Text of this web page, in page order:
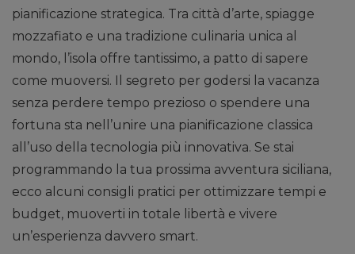
pianificazione strategica. Tra città d’arte, spiagge
mozzafiato e una tradizione culinaria unica al
mondo, l’isola offre tantissimo, a patto di sapere
come muoversi. Il segreto per godersi la vacanza
senza perdere tempo prezioso o spendere una
fortuna sta nell’unire una pianificazione classica
all’uso della tecnologia più innovativa. Se stai
programmando la tua prossima avventura siciliana,
ecco alcuni consigli pratici per ottimizzare tempi e
budget, muoverti in totale libertà e vivere
un’esperienza davvero smart.